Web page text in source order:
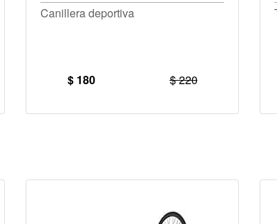
Canillera deportiva
$ 180 $ 220